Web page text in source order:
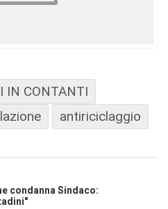
IN CONTANTI
antiriciclaggio
condanna Sindaco: